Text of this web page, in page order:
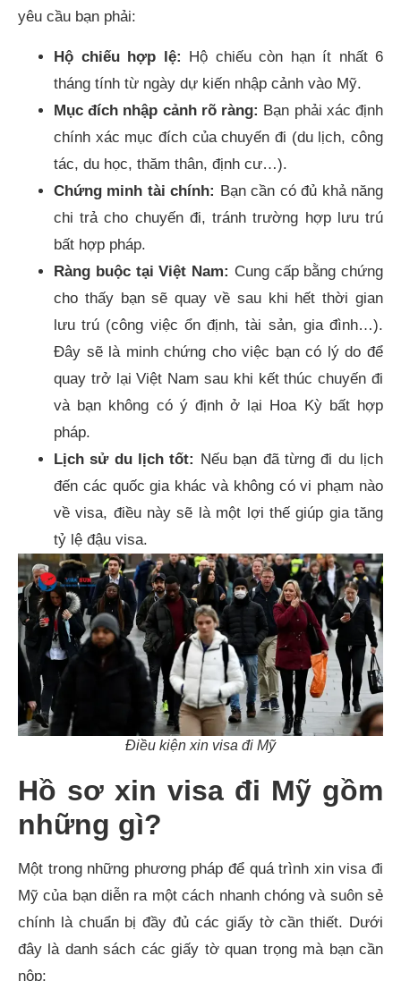
yêu cầu bạn phải:
Hộ chiếu hợp lệ: Hộ chiếu còn hạn ít nhất 6
tháng tính từ ngày dự kiến nhập cảnh vào Mỹ.
Mục đích nhập cảnh rõ ràng: Bạn phải xác định
chính xác mục đích của chuyến đi (du lịch, công
tác, du học, thăm thân, định cư…).
Chứng minh tài chính: Bạn cần có đủ khả năng
chi trả cho chuyến đi, tránh trường hợp lưu trú
bất hợp pháp.
Ràng buộc tại Việt Nam: Cung cấp bằng chứng
cho thấy bạn sẽ quay về sau khi hết thời gian
lưu trú (công việc ổn định, tài sản, gia đình…).
Đây sẽ là minh chứng cho việc bạn có lý do để
quay trở lại Việt Nam sau khi kết thúc chuyến đi
và bạn không có ý định ở lại Hoa Kỳ bất hợp
pháp.
Lịch sử du lịch tốt: Nếu bạn đã từng đi du lịch
đến các quốc gia khác và không có vi phạm nào
về visa, điều này sẽ là một lợi thế giúp gia tăng
tỷ lệ đậu visa.
Điều kiện xin visa đi Mỹ
Hồ sơ xin visa đi Mỹ gồm
những gì?
Một trong những phương pháp để quá trình xin visa đi
Mỹ của bạn diễn ra một cách nhanh chóng và suôn sẻ
chính là chuẩn bị đầy đủ các giấy tờ cần thiết. Dưới
đây là danh sách các giấy tờ quan trọng mà bạn cần
nộp: